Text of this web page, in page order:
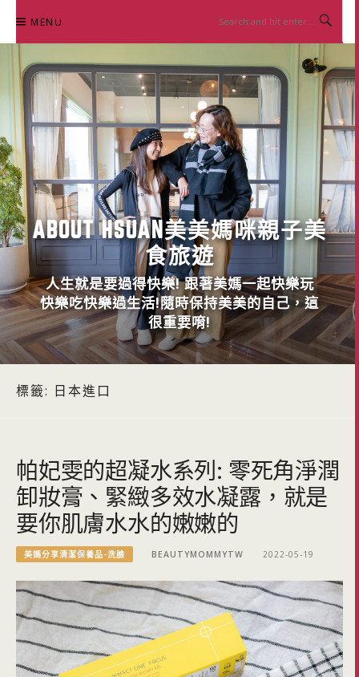
content
MENU
ABOUT HSUAN美美媽咪親子美
食旅遊
人生就是要過得快樂! 跟著美媽一起快樂玩
快樂吃快樂過生活!隨時保持美美的自己，這
很重要唷!
標籤: 日本進口
帕妃雯的超凝水系列: 零死角淨潤
卸妝膏、緊緻多效水凝露，就是
要你肌膚水水的嫩嫩的
美媽分享清潔保養品-洗臉 BEAUTYMOMMYTW 2022-05-19